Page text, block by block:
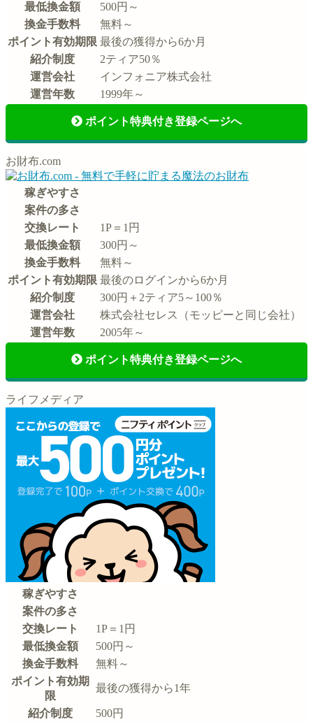
最低換金額
500円～
換金手数料
無料～
ポイント有効期限 最後の獲得から6か月
紹介制度
2ティア50％
運営会社
インフォニア株式会社
運営年数
1999年～
ポイント特典付き登録ページへ
お財布.com
稼ぎやすさ
案件の多さ
交換レート
1P＝1円
最低換金額
300円～
換金手数料
無料～
ポイント有効期限 最後のログインから6か月
紹介制度
300円＋2ティア5～100％
運営会社
株式会社セレス（モッピーと同じ会社）
運営年数
2005年～
ポイント特典付き登録ページへ
ライフメディア
稼ぎやすさ
案件の多さ
交換レート
1P＝1円
最低換金額
500円～
換金手数料
無料～
ポイント有効期
限
最後の獲得から1年
紹介制度 500円